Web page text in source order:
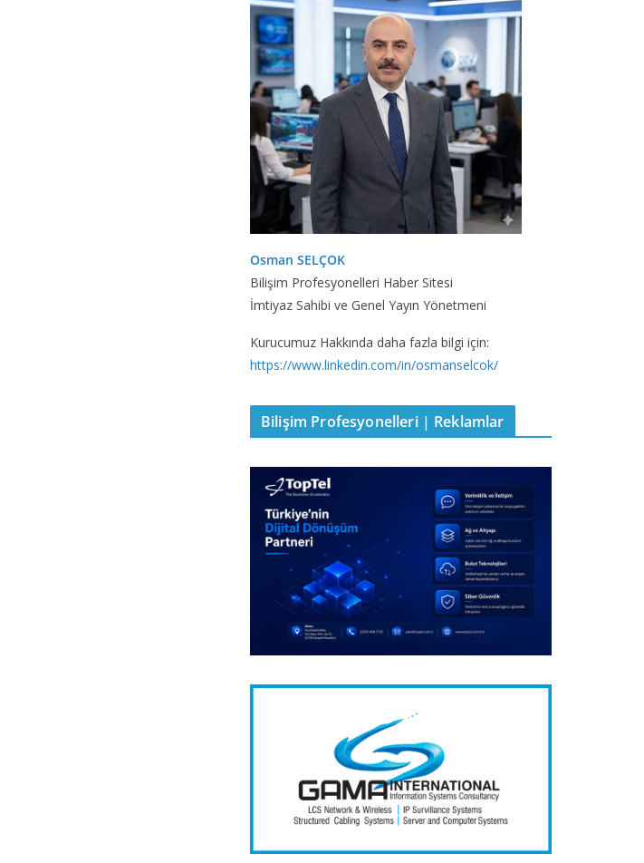
Osman SELÇOK
Bilişim Profesyonelleri Haber Sitesi
İmtiyaz Sahibi ve Genel Yayın Yönetmeni
Kurucumuz Hakkında daha fazla bilgi için:
https://www.linkedin.com/in/osmanselcok/
Bilişim Profesyonelleri | Reklamlar